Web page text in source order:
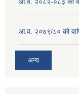
आ.व. २०८२-०८३ को
आ.व. २०७९/८० को
अन्य